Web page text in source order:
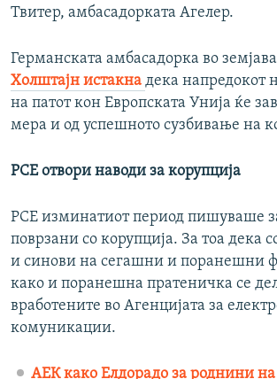
Твитер, амбасадорката Агелер.
Германската амбасадорка во
Холштајн истакна дека напредокот
на патот кон Европската Унија ќе
мера и од успешното сузбивање на
РСЕ отвори наводи за корупција
РСЕ изминатиот период пишуваше
поврзани со корупција. За тоа дека
и синови на сегашни и поранешни
како и поранешна пратеничка се
вработените во Агенцијата за
комуникации.
АЕК како Елдорадо за роднини на